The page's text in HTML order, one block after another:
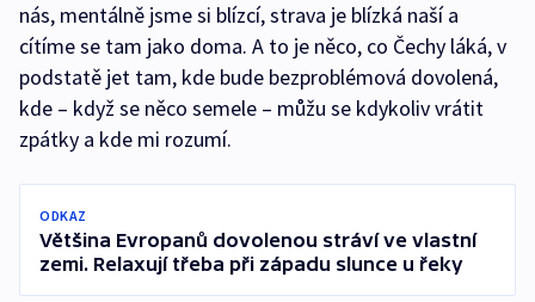
nás, mentálně jsme si blízcí, strava je blízká naší a
cítíme se tam jako doma. A to je něco, co Čechy láká, v
podstatě jet tam, kde bude bezproblémová dovolená,
kde – když se něco semele – můžu se kdykoliv vrátit
zpátky a kde mi rozumí.
ODKAZ
Většina Evropanů dovolenou stráví ve vlastní
zemi. Relaxují třeba při západu slunce u řeky